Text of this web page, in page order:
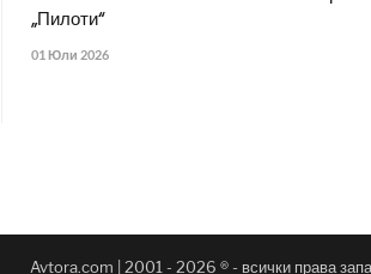
„Пилоти“
01 Юли 2026
Avtora.com | 2001 - 2026 ® - всички права